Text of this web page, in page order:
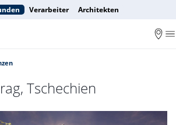
Verarbeiter Architekten
Tschechien